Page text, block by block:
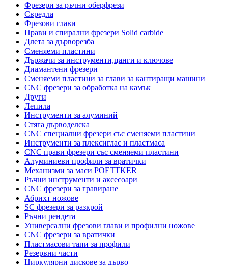
Фрезери за ръчни оберфрези
Свредла
Фрезови глави
Прави и спирални фрезери Solid carbide
Длета за дърворезба
Сменяеми пластини
Държачи за инструменти,цанги и ключове
Диамантени фрезери
Сменяеми пластини за глави за кантиращи машини
CNC фрезери за обработка на камък
Други
Лепила
Инструменти за алуминий
Стяга дърводелска
CNC специални фрезери със сменяеми пластини
Инструменти за плексиглас и пластмаса
CNC прави фрезери със сменяеми пластини
Алуминиеви профили за вратички
Механизми за маси POETTKER
Ръчни инструменти и аксесоари
CNC фрезери за гравиране
Абрихт ножове
SC фрезери за разкрой
Ръчни рендета
Универсални фрезови глави и профилни ножове
CNC фрезери за вратички
Пластмасови тапи за профили
Резервни части
Циркулярни дискове за дърво